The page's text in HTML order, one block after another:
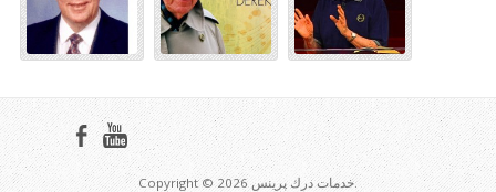
Copyright © 2026 خدمات درك پرينس.